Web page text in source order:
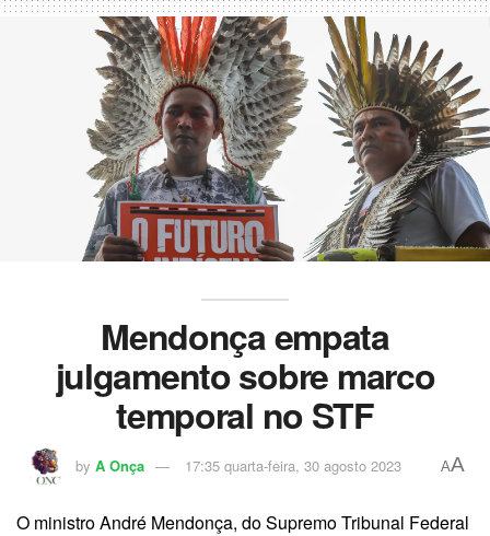
Mendonça empata
julgamento sobre marco
temporal no STF
by A Onça 17:35 quarta-feira, 30 agosto 2023 AA
O ministro André Mendonça, do Supremo Tribunal Federal